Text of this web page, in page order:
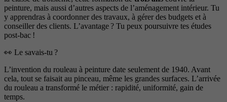
peinture, mais aussi d’autres aspects de l’aménagement intérieur. Tu
y apprendras à coordonner des travaux, à gérer des budgets et à
conseiller des clients. L’avantage ? Tu peux poursuivre tes études
post-bac !
👀 Le savais-tu ?
L’invention du rouleau à peinture date seulement de 1940. Avant
cela, tout se faisait au pinceau, même les grandes surfaces. L’arrivée
du rouleau a transformé le métier : rapidité, uniformité, gain de
temps.